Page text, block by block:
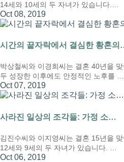
14세와 10세의 두 자녀가 있습니다.…
Oct 08, 2019
시간의 끝자락에서 결심한 황혼
박상철씨와 이경희씨는 결혼 40년을
두 성장한 이후에도 안정적인 노후를 …
Oct 07, 2019
사라진 일상의 조각들: 가정 소…
김진수씨와 이지영씨는 결혼 15년을
12세와 9세의 두 자녀가 있습니다. …
Oct 06, 2019